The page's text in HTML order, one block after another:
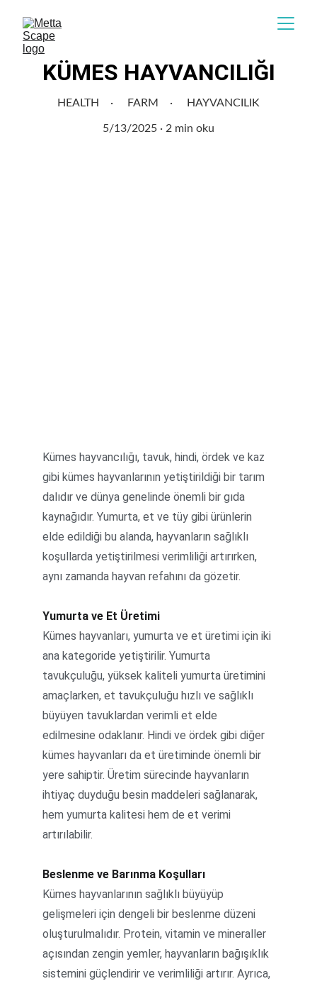
KÜMES HAYVANCILIĞI
HEALTH FARM HAYVANCILIK
5/13/2025 2 min oku
Kümes hayvancılığı, tavuk, hindi, ördek ve kaz
gibi kümes hayvanlarının yetiştirildiği bir tarım
dalıdır ve dünya genelinde önemli bir gıda
kaynağıdır. Yumurta, et ve tüy gibi ürünlerin
elde edildiği bu alanda, hayvanların sağlıklı
koşullarda yetiştirilmesi verimliliği artırırken,
aynı zamanda hayvan refahını da gözetir.
Yumurta ve Et Üretimi
Kümes hayvanları, yumurta ve et üretimi için iki
ana kategoride yetiştirilir. Yumurta
tavukçuluğu, yüksek kaliteli yumurta üretimini
amaçlarken, et tavukçuluğu hızlı ve sağlıklı
büyüyen tavuklardan verimli et elde
edilmesine odaklanır. Hindi ve ördek gibi diğer
kümes hayvanları da et üretiminde önemli bir
yere sahiptir. Üretim sürecinde hayvanların
ihtiyaç duyduğu besin maddeleri sağlanarak,
hem yumurta kalitesi hem de et verimi
artırılabilir.
Beslenme ve Barınma Koşulları
Kümes hayvanlarının sağlıklı büyüyüp
gelişmeleri için dengeli bir beslenme düzeni
oluşturulmalıdır. Protein, vitamin ve mineraller
açısından zengin yemler, hayvanların bağışıklık
sistemini güçlendirir ve verimliliği artırır. Ayrıca,